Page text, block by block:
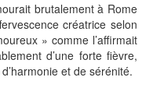
brutalement à Rome
créatrice selon
» comme l’affirmait
d’une forte fièvre,
et de sérénité.